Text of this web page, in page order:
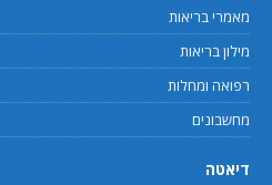
מאמרי בריאות
מילון בריאות
רפואה ומחלות
מחשבונים
דיאטה